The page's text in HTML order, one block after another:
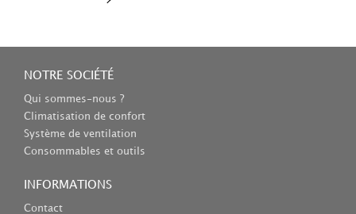
NOTRE SOCIÉTÉ
Qui sommes-nous ?
Climatisation de confort
Système de ventilation
Consommables et outils
INFORMATIONS
Contact